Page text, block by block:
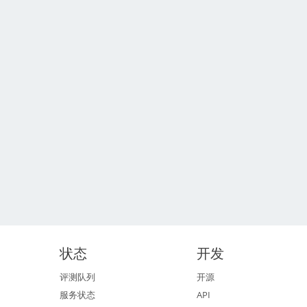
状态
评测队列
服务状态
开发
开源
API